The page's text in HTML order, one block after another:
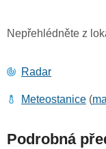
Nepřehlédněte z
Radar
Meteostanice (
Podrobná